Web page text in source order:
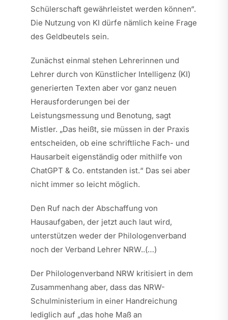
Schülerschaft gewährleistet werden können“.
Die Nutzung von KI dürfe nämlich keine Frage
des Geldbeutels sein.
Zunächst einmal stehen Lehrerinnen und
Lehrer durch von Künstlicher Intelligenz (KI)
generierten Texten aber vor ganz neuen
Herausforderungen bei der
Leistungsmessung und Benotung, sagt
Mistler. „Das heißt, sie müssen in der Praxis
entscheiden, ob eine schriftliche Fach- und
Hausarbeit eigenständig oder mithilfe von
ChatGPT & Co. entstanden ist.“ Das sei aber
nicht immer so leicht möglich.
Den Ruf nach der Abschaffung von
Hausaufgaben, der jetzt auch laut wird,
unterstützen weder der Philologenverband
noch der Verband Lehrer NRW..(…)
Der Philologenverband NRW kritisiert in dem
Zusammenhang aber, dass das NRW-
Schulministerium in einer Handreichung
lediglich auf „das hohe Maß an